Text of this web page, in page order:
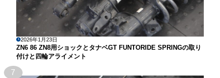
2026年1月23日
ZN6 86 ZN8用ショックとタナベGT FUNTORIDE SPRINGの取り
付けと四輪アライメント
7